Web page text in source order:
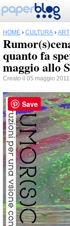
HOME › CULTURA ›
quanto fa
maggio allo
Creato il 05 maggio
Save